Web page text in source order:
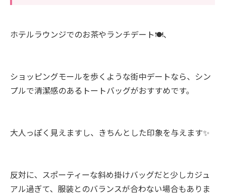
ホテルラウンジでのお茶やランチデート🍽️、
ショッピングモールを歩くような街中デートなら、シン
プルで清潔感のあるトートバッグがおすすめです。
大人っぽく見えますし、きちんとした印象を与えます✨
反対に、スポーティーな斜め掛けバッグだと少しカジュ
アル過ぎて、服装とのバランスが合わない場合もありま